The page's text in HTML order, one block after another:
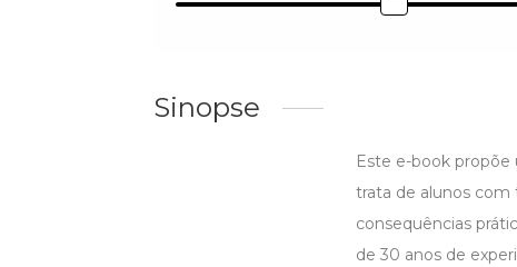
Sinopse
Este e-book propõe
trata de alunos com
consequências
de 30 anos de